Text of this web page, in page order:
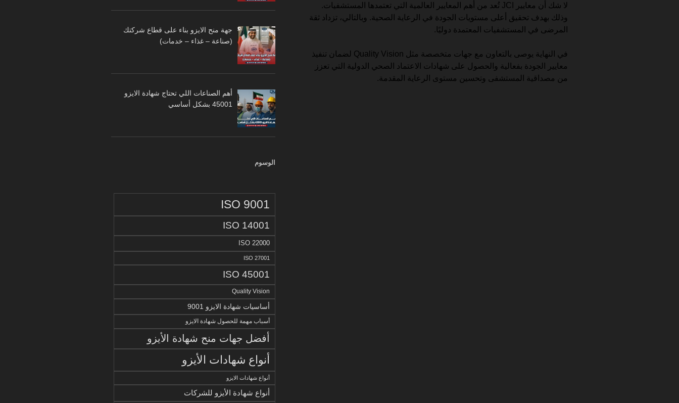
لا شك أن معايير JCI تُعد من أهم المعايير العالمية التي تعتمدها المستشفيات.
وذلك بهدف تحقيق أعلى مستويات الجودة في الرعاية الصحية. وبالتالي، تزداد ثقة
المرضى في المستشفيات المعتمدة دوليًا.
في النهاية يوصى بالتعاون مع جهات متخصصة مثل Quality Vision لضمان تنفيذ
معايير الجودة بفعالية والحصول على شهادات الاعتماد الصحي الدولية التي تعزز
من مصداقية المستشفى وتحسين مستوى الرعاية المقدمة.
جهة منح الايزو بناء على قطاع شركتك
(صناعة – غذاء – خدمات)
أهم الصناعات اللي تحتاج شهادة الايزو
45001 بشكل أساسي
الوسوم
ISO 9001
ISO 14001
ISO 22000
ISO 27001
ISO 45001
Quality Vision
أساسيات شهادة الايزو 9001
أسباب مهمة للحصول شهادة الايزو
أفضل جهات منح شهادة الأيزو
أنواع شهادات الأيزو
أنواع شهادات الايزو
أنواع شهادة الأيزو للشركات